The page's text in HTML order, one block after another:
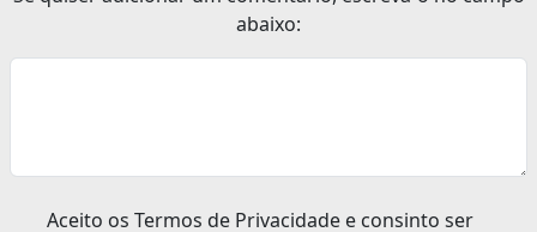
abaixo:
Aceito os Termos de Privacidade e consinto ser